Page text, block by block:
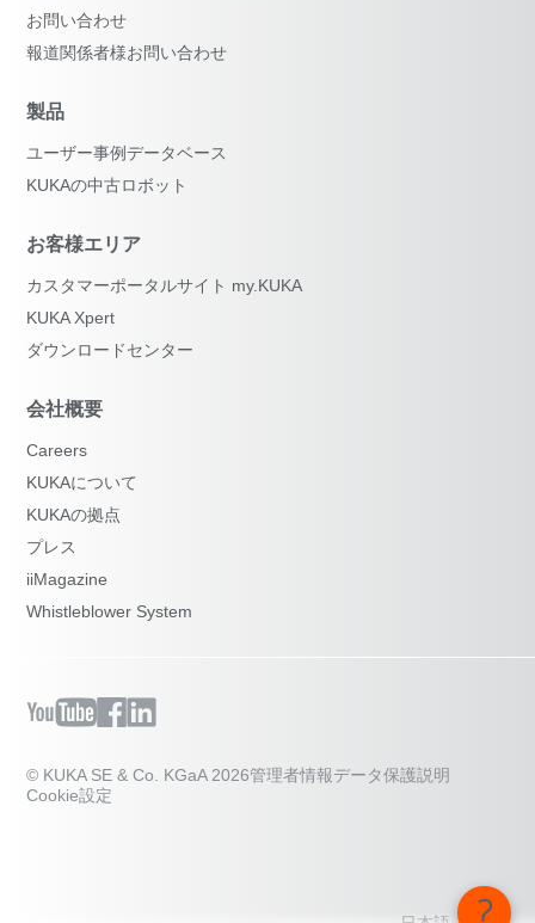
お問い合わせ
報道関係者様お問い合わせ
製品
ユーザー事例データベース
KUKAの中古ロボット
お客様エリア
カスタマーポータルサイト my.KUKA
KUKA Xpert
ダウンロードセンター
会社概要
Careers
KUKAについて
KUKAの拠点
プレス
iiMagazine
Whistleblower System
© KUKA SE & Co. KGaA 2026管理者情報データ保護説明
Cookie設定